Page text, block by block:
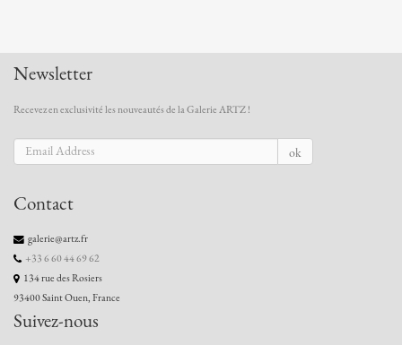
Newsletter
Recevez en exclusivité les nouveautés de la Galerie ARTZ !
ok
Contact
galerie@artz.fr
+33 6 60 44 69 62
134 rue des Rosiers
93400 Saint Ouen, France
Suivez-nous